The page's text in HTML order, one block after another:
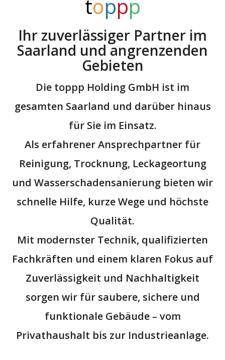
toppp
Ihr zuverlässiger Partner im
Saarland und angrenzenden
Gebieten
Die toppp Holding GmbH ist im
gesamten Saarland und darüber hinaus
für Sie im Einsatz.
Als erfahrener Ansprechpartner für
Reinigung, Trocknung, Leckageortung
und Wasserschadensanierung bieten wir
schnelle Hilfe, kurze Wege und höchste
Qualität.
Mit modernster Technik, qualifizierten
Fachkräften und einem klaren Fokus auf
Zuverlässigkeit und Nachhaltigkeit
sorgen wir für saubere, sichere und
funktionale Gebäude– vom
Privathaushalt bis zur Industrieanlage.